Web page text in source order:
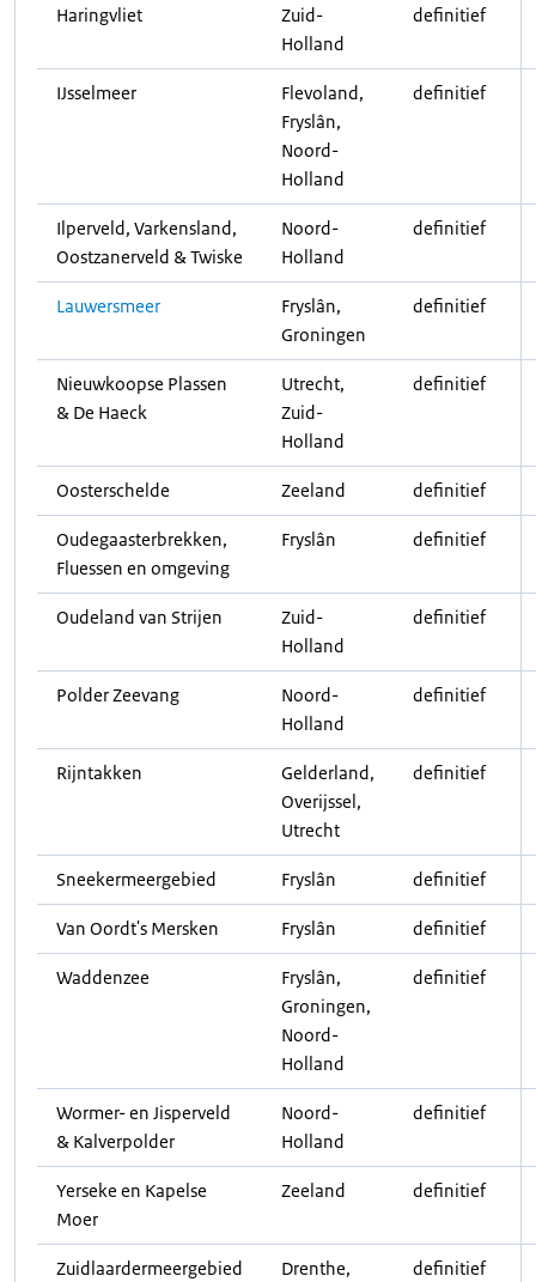
Haringvliet
Zuid-
Holland
definitief
IJsselmeer
Flevoland,
Fryslân,
Noord-
Holland
definitief
Ilperveld, Varkensland,
Oostzanerveld & Twiske
Noord-
Holland
definitief
Lauwersmeer
Fryslân,
Groningen
definitief
Nieuwkoopse Plassen
& De Haeck
Utrecht,
Zuid-
Holland
definitief
Oosterschelde Zeeland definitief
Oudegaasterbrekken,
Fluessen en omgeving
Fryslân definitief
Oudeland van Strijen
Zuid-
Holland
definitief
Polder Zeevang
Noord-
Holland
definitief
Rijntakken
Gelderland,
Overijssel,
Utrecht
definitief
Sneekermeergebied Fryslân definitief
Van Oordt's Mersken Fryslân definitief
Waddenzee
Fryslân,
Groningen,
Noord-
Holland
definitief
Wormer- en Jisperveld
& Kalverpolder
Noord-
Holland
definitief
Yerseke en Kapelse
Moer
Zeeland definitief
Zuidlaardermeergebied
Drenthe,
definitief